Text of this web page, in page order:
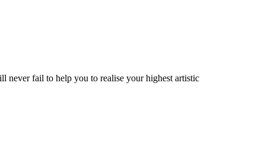
never fail to help you to realise your highest artistic